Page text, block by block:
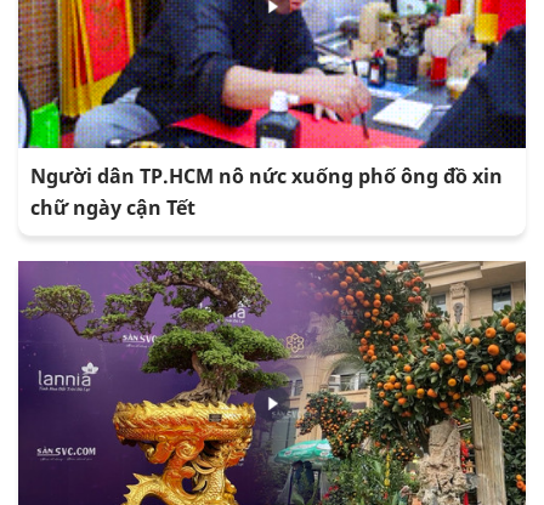
Người dân TP.HCM nô nức xuống phố ông đồ xin
chữ ngày cận Tết